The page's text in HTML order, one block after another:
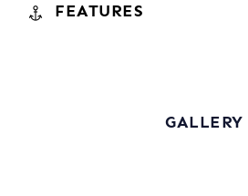
FEATURES
GALLERY